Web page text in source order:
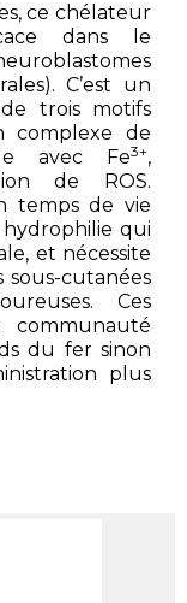
ce chélateur
dans le
C’est un
trois motifs
complexe de
avec Fe3+,
de ROS.
temps de vie
qui
et nécessite
sous-cutanées
Ces
du fer sinon
plus